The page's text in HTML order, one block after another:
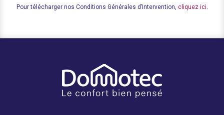
Pour télécharger nos Conditions Générales d’Intervention, cliquez ici.